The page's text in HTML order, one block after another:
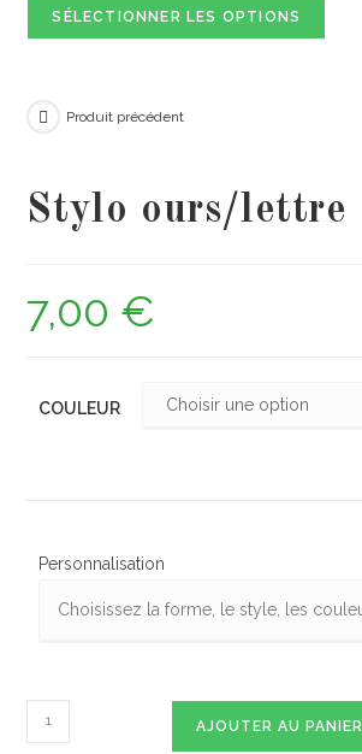
SÉLECTIONNER LES OPTIONS
Produit précédent
Stylo ours/lettre
7,00 €
COULEUR
Personnalisation
AJOUTER AU PANIER